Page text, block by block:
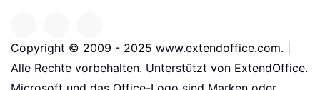
Copyright © 2009 - 2025 www.extendoffice.com. |
Alle Rechte vorbehalten. Unterstützt von ExtendOffice.